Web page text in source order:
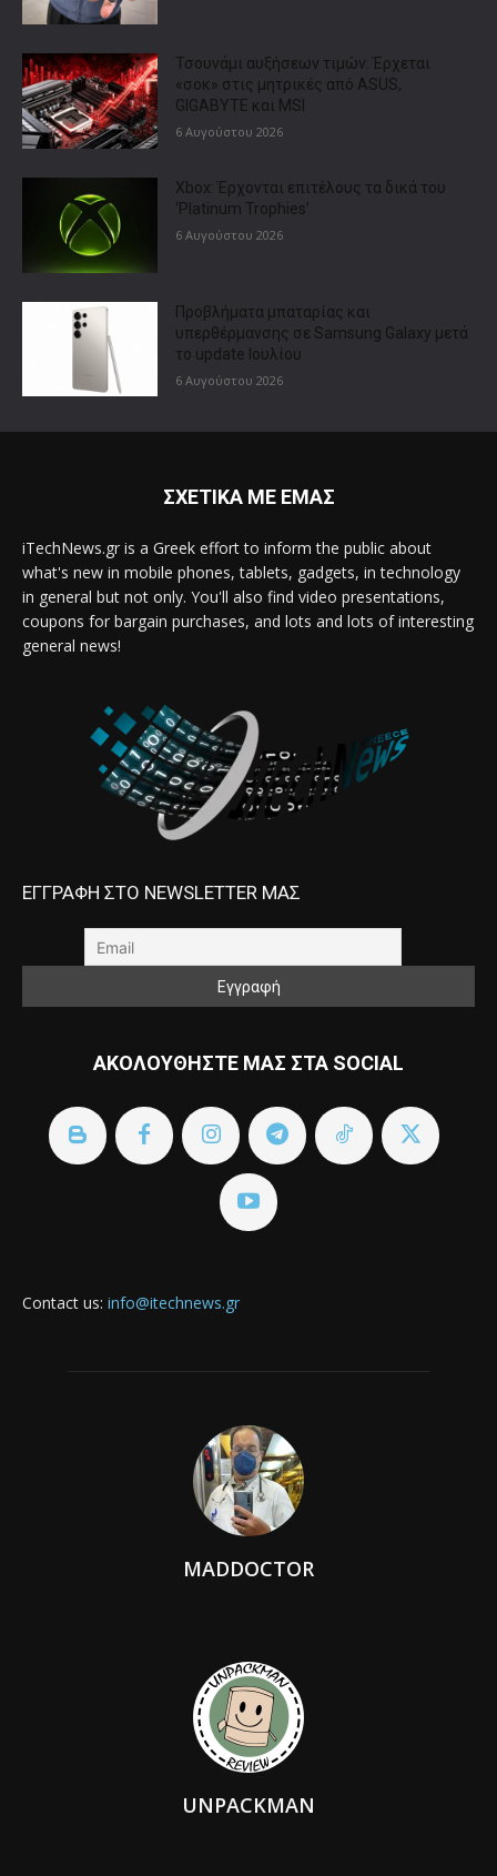
Τσουνάμι αυξήσεων τιμών: Έρχεται
«σοκ» στις μητρικές από ASUS,
GIGABYTE και MSI
6 Αυγούστου 2026
Xbox: Έρχονται επιτέλους τα δικά του
‘Platinum Trophies’
6 Αυγούστου 2026
Προβλήματα μπαταρίας και
υπερθέρμανσης σε Samsung Galaxy μετά
το update Ιουλίου
6 Αυγούστου 2026
ΣΧΕΤΙΚΑ ΜΕ ΕΜΑΣ
iTechNews.gr is a Greek effort to inform the public about
what's new in mobile phones, tablets, gadgets, in technology
in general but not only. You'll also find video presentations,
coupons for bargain purchases, and lots and lots of interesting
general news!
ΕΓΓΡΑΦΗ ΣΤΟ NEWSLETTER ΜΑΣ
ΑΚΟΛΟΥΘΗΣΤΕ ΜΑΣ ΣΤΑ SOCIAL
Contact us: info@itechnews.gr
MADDOCTOR
UNPACKMAN